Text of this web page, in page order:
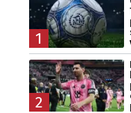
1
2